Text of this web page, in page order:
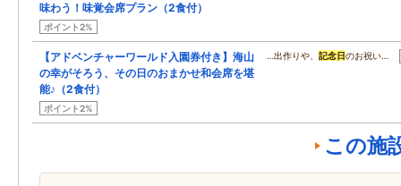
味わう！味覚会席プラン（2食付）
ポイント2%
【アドベンチャーワールド入園券付き】海山
の幸がそろう、その日のおまかせ和会席を堪
能♪（2食付）
ポイント2%
…出作りや、 記念日のお祝い…
この施